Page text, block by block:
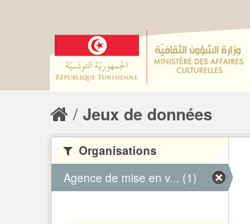
Jeux de données
Organisations
Agence de mise en v... (1)